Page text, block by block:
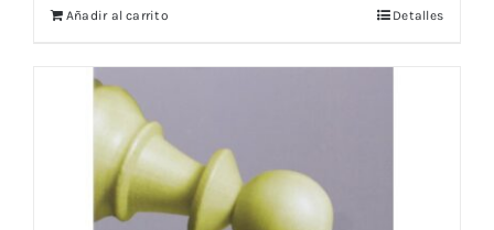
Añadir al carrito Detalles